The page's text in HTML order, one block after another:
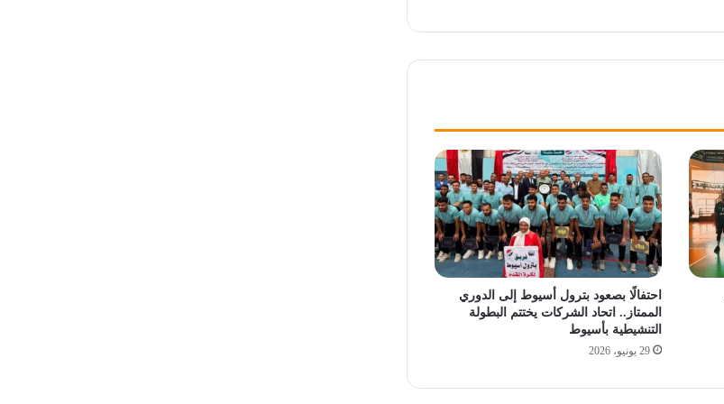
احتفالًا بصعود بترول أسيوط إلى الدوري
الممتاز.. اتحاد الشركات يختتم البطولة
التنشيطية بأسيوط
29 يونيو، 2026